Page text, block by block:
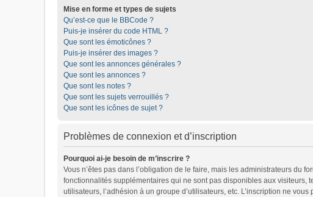
Mise en forme et types de sujets
Qu’est-ce que le BBCode ?
Puis-je insérer du code HTML ?
Que sont les émoticônes ?
Puis-je insérer des images ?
Que sont les annonces générales ?
Que sont les annonces ?
Que sont les notes ?
Que sont les sujets verrouillés ?
Que sont les icônes de sujet ?
Problèmes de connexion et d’inscription
Pourquoi ai-je besoin de m’inscrire ?
Vous n’êtes pas dans l’obligation de le faire, mais les administrateurs du
fonctionnalités supplémentaires qui ne sont pas disponibles aux visiteurs,
utilisateurs, l’adhésion à un groupe d’utilisateurs, etc. L’inscription ne